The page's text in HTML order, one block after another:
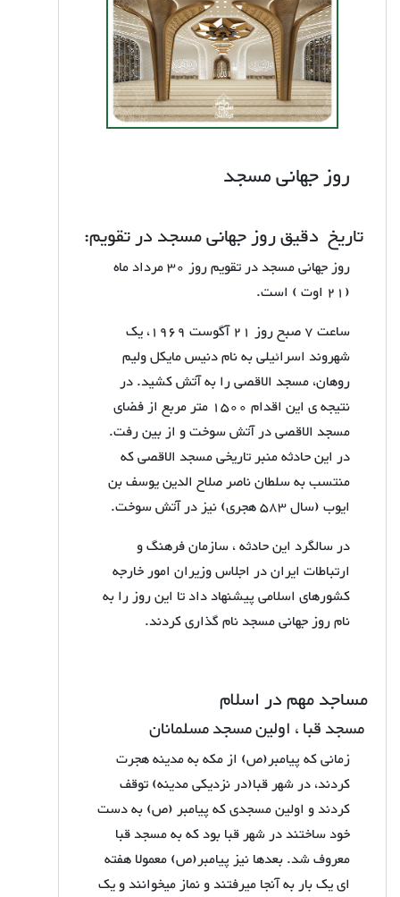
روز جهانی مسجد
تاریخ دقیق روز جهانی مسجد در تقویم:
روز جهانی مسجد در تقویم روز 30 مرداد ماه
(21 اوت ) است.
ساعت 7 صبح روز 21 آگوست 1969، یک
شهروند اسرائیلی به نام دنیس مایکل ولیم
روهان، مسجد الاقصی را به آتش کشید. در
نتیجه ی این اقدام 1500 متر مربع از فضای
مسجد الاقصی در آتش سوخت و از بین رفت.
در این حادثه منبر تاریخی مسجد الاقصی که
منتسب به سلطان ناصر صلاح الدین یوسف بن
ایوب (سال 583 هجری) نیز در آتش سوخت.
در سالگرد این حادثه ، سازمان فرهنگ و
ارتباطات ایران در اجلاس وزیران امور خارجه
کشورهای اسلامی پیشنهاد داد تا این روز را به
نام روز جهانی مسجد نام گذاری کردند.
مساجد مهم در اسلام
مسجد قبا ، اولین مسجد مسلمانان
زمانی که پیامبر(ص) از مکه به مدینه هجرت
کردند، در شهر قبا(در نزدیکی مدینه) توقف
کردند و اولین مسجدی که پیامبر (ص) به دست
خود ساختند در شهر قبا بود که به مسجد قبا
معروف شد. بعدها نیز پیامبر(ص) معمولا هفته
ای یک بار به آنجا میرفتند و نماز میخوانند و یک